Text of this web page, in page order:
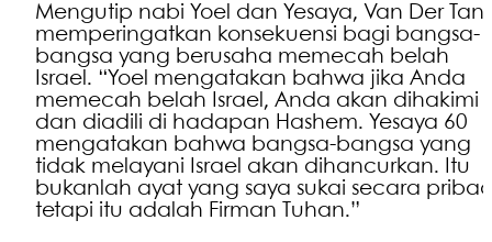
Mengutip nabi Yoel dan Yesaya, Van Der
memperingatkan konsekuensi bagi bangsa-
bangsa yang berusaha memecah belah
Israel. “Yoel mengatakan bahwa jika Anda
memecah belah Israel, Anda akan dihakimi
dan diadili di hadapan Hashem. Yesaya 60
mengatakan bahwa bangsa-bangsa yang
tidak melayani Israel akan dihancurkan. Itu
bukanlah ayat yang saya sukai secara
tetapi itu adalah Firman Tuhan.”